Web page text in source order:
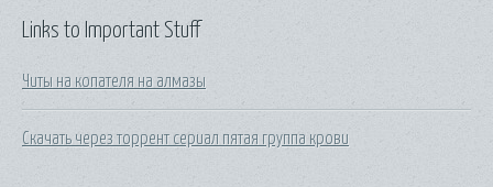
Links to Important Stuff
Читы на копателя на алмазы
Скачать через торрент сериал пятая группа крови